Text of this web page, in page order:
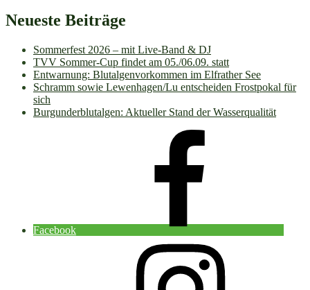
Neueste Beiträge
Sommerfest 2026 – mit Live-Band & DJ
TVV Sommer-Cup findet am 05./06.09. statt
Entwarnung: Blutalgenvorkommen im Elfrather See
Schramm sowie Lewenhagen/Lu entscheiden Frostpokal für
sich
Burgunderblutalgen: Aktueller Stand der Wasserqualität
Facebook